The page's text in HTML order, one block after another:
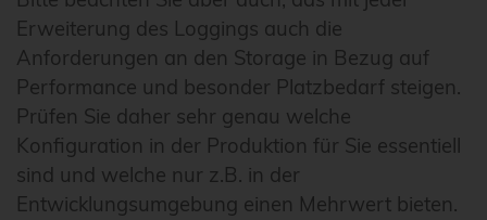
Erweiterung des Loggings auch die
Anforderungen an den Storage in Bezug auf
Performance und besonder Platzbedarf steigen.
Prüfen Sie daher sehr genau welche
Konfiguration in der Produktion für Sie essentiell
sind und welche nur z.B. in der
Entwicklungsumgebung einen Mehrwert bieten.